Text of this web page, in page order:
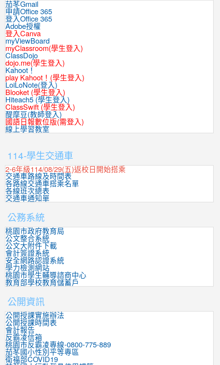
茄苳Gmail
申請Office 365
登入Office 365
Adobe授權
登入Canva
myViewBoard
myClassroom(學生登入)
ClassDojo
dojo.me(學生登入)
Kahoot！
play Kahoot！(學生登入)
LoiLoNote(登入)
Blooket (學生登入)
Hiteach5 (學生登入)
ClassSwift (學生登入)
醍摩豆(教師登入)
國語日報數位版(需登入)
線上學習教室
114-學生交通車
2-6年級114/08/29(五)返校日開始搭乘
交通車路線及時間表
各路線交通車搭乘名單
各線班次總表
交通車通知單
公務系統
桃園市政府教育局
公文整合系統
公文大附件下載
會計簽證系統
安全網路認證系統
學力檢測網站
桃園市學生輔導諮商中心
教育部學校教育儲蓄戶
公開資訊
公開授課實施辦法
公開授課時間表
會計報告
反霸凌信箱
桃園市反霸凌專線-0800-775-889
茄苳國小性別平等專區
衛福部COVID19